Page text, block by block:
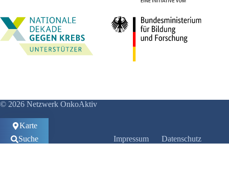
© 2026 Netzwerk OnkoAktiv
Impressum Datenschutz
Karte
Suche